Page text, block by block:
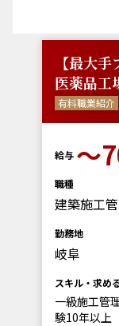
【最大
医薬品工
有料職業紹介
給与 〜
職種
建築施工
勤務地
岐阜
スキル・求め
一級施工管
験10年以上